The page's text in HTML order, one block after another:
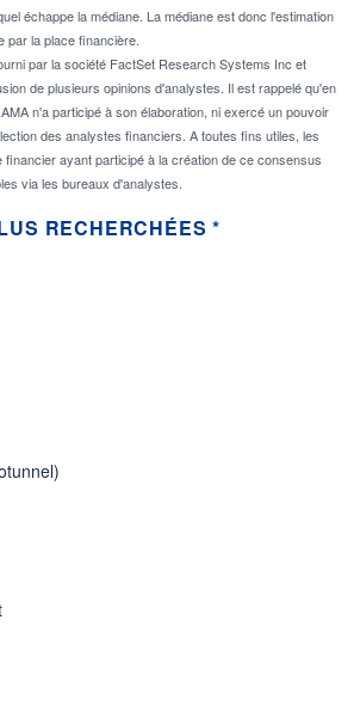
échappe la médiane. La médiane est donc l'estimation
par la place financière.
par la société FactSet Research Systems Inc et
de plusieurs opinions d'analystes. Il est rappelé qu'en
n'a participé à son élaboration, ni exercé un pouvoir
des analystes financiers. A toutes fins utiles, les
ayant participé à la création de ce consensus
via les bureaux d'analystes.
RECHERCHÉES *